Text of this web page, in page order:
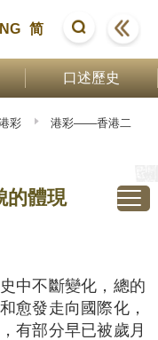
简
口述歷史
彩
港彩——香港二
體現
中不斷變化，總的
愈發走向國際化，
有部分早已被歲月